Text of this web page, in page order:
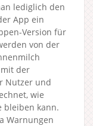
lediglich den
App ein
Version für
von der
der
Nutzer und
wie
bleiben kann.
Warnungen